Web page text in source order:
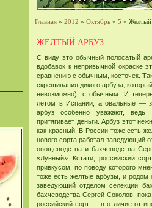
Главная » 2012 » Октябрь » 5 » Желтый
ЖЕЛТЫЙ АРБУЗ
С виду это обычный полосатый
вдобавок к непривычной окраске
сравнению с обычным, косточек.
скрещивания дикого арбуза,
невозможно), с обычным. И
летом в Испании, а овальные —
арбуз особенно уважают,
притягивает деньги. Арбуз этот
как красный. В России тоже есть
нового сорта работал заведующий
овощеводства и бахчеводства
«Лунный». Кстати, российский
привкусом, по поводу которого
тоже есть желтые арбузы, и родом
заведующий отделом селекции
бахчеводства Сергей Соколов,
российский сорт — в отличие от